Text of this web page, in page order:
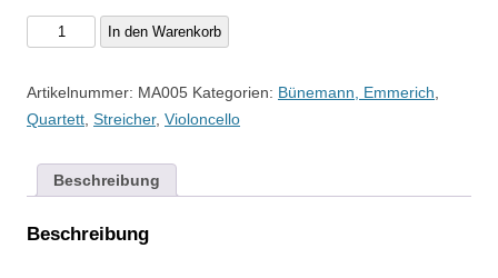
Emmerich
Vc
Menge
In den Warenkorb
Artikelnummer: MA005 Kategorien: Bünemann, Emmerich
Quartett Streicher, Violoncello
Beschreibung
Beschreibung